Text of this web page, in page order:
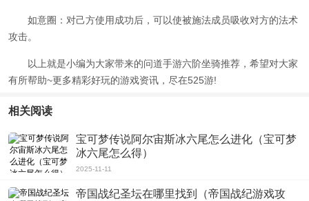
如意圈：对己方使用成功后，可以使被施法成员吸收对方的法术
攻击。
以上就是小编为大家带来的问道手游六阶坐骑推荐 ，希望对大家
有所帮助~更多精彩好玩的游戏资讯，尽在525游!
相关阅读
宝可梦传说阿尔宙斯冰六尾怎么进化（宝可梦
冰六尾怎么得）
2025-11-11
帝国战纪圣坛在哪里找到（帝国战纪游戏攻